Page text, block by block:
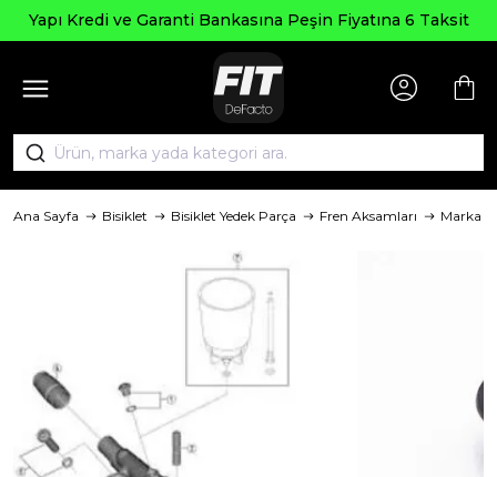
Yapı Kredi ve Garanti Bankasına Peşin Fiyatına 6 Taksit
Ana Sayfa Bisiklet Bisiklet Yedek Parça Fren Aksamları Marka